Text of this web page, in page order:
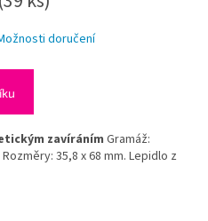
doručení
zavíráním Gramáž:
35,8 x 68 mm. Lepidlo z